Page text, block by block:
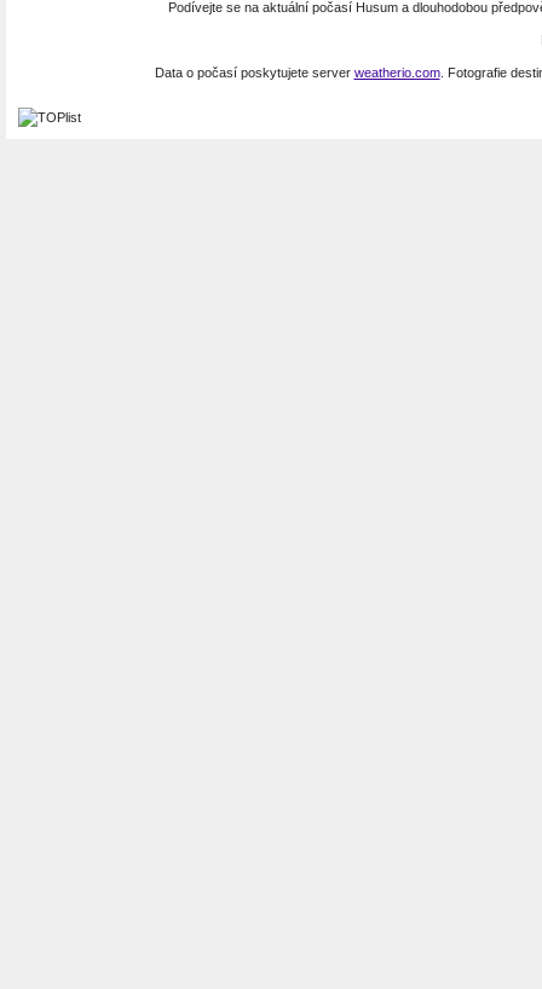
Podívejte se na aktuální počasí Husum a dlouhodobou
Data o počasí poskytujete server weatherio.com. Fotografie